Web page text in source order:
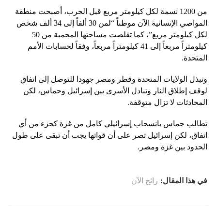
من 1200 نسمة لكل كيلومتر مربع قبل الحرب، أصبحت منطقة
المواصي الإنسانية الآن موطناً “لمن 30 ألفاً إلى 34 ألف شخص
لكل كيلومتر مربع”، كما تقلصت مساحتها المحمية من 50
كيلومتراً مربعاً إلى 41 كيلومتراً مربعاً، وفقاً لحسابات الأمم
المتحدة.
وتبذل الولايات المتحدة وقطر ومصر جهودا للتوصل إلى اتفاق
لوقف إطلاق النار وتبادل الأسرى بين إسرائيل وحماس، لكن
المحادثات لا تزال متوقفة.
تطالب حماس بانسحاب إسرائيلي كامل من غزة كجزء من أي
اتفاق، لكن إسرائيل تصر على أن قواتها يجب أن تبقى على طول
الحدود بين غزة ومصر.
في هذا المقال: رائج الآن